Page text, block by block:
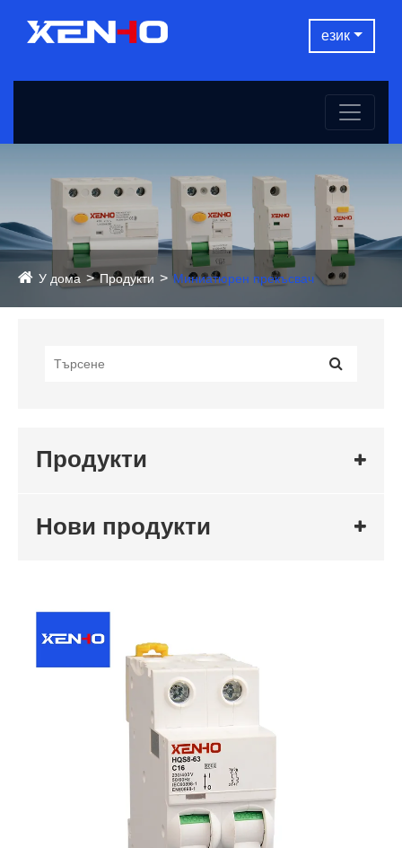
език
У дома Продукти Миниатюрен прекъсвач
Продукти
Нови продукти